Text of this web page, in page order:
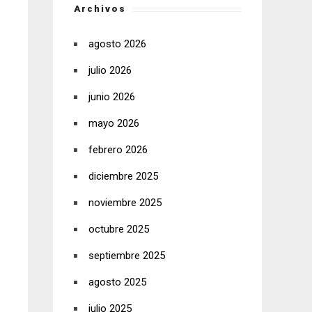
Archivos
agosto 2026
julio 2026
junio 2026
mayo 2026
febrero 2026
diciembre 2025
noviembre 2025
octubre 2025
septiembre 2025
agosto 2025
julio 2025